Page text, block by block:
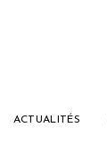
ACTUALITÉS